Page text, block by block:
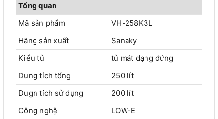
Tổng quan
Mã sản phẩm
VH-258K3L
Hãng sản xuất
Sanaky
Kiểu tủ
tủ mát dạng đứng
Dung tích tổng
250 lít
Dugn tích sử dụng
200 lít
Công nghệ
LOW-E